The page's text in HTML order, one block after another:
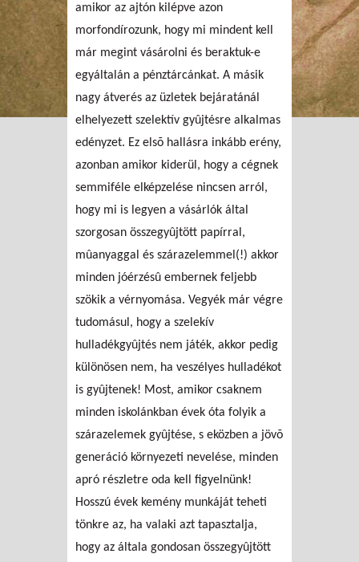
amikor az ajtón kilépve azon
morfondírozunk, hogy mi mindent kell
már megint vásárolni és beraktuk-e
egyáltalán a pénztárcánkat. A másik
nagy átverés az üzletek bejáratánál
elhelyezett szelektív gyûjtésre alkalmas
edényzet. Ez elsõ hallásra inkább erény,
azonban amikor kiderül, hogy a cégnek
semmiféle elképzelése nincsen arról,
hogy mi is legyen a vásárlók által
szorgosan összegyûjtött papírral,
mûanyaggal és szárazelemmel(!) akkor
minden jóérzésû embernek feljebb
szökik a vérnyomása. Vegyék már végre
tudomásul, hogy a szelekív
hulladékgyûjtés nem játék, akkor pedig
különösen nem, ha veszélyes hulladékot
is gyûjtenek! Most, amikor csaknem
minden iskolánkban évek óta folyik a
szárazelemek gyûjtése, s eközben a jövõ
generáció környezeti nevelése, minden
apró részletre oda kell figyelnünk!
Hosszú évek kemény munkáját teheti
tönkre az, ha valaki azt tapasztalja,
hogy az általa gondosan összegyûjtött